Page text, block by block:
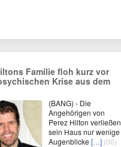
Familie floh kurz vor
Krise aus dem
(BANG) - Die
Angehörigen von
Perez Hilton verließen
sein Haus nur wenige
Augenblicke […] (00)